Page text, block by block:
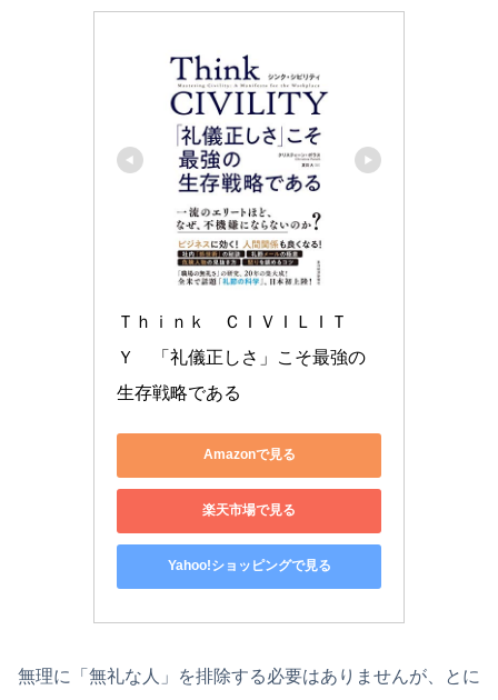
Ｔｈｉｎｋ　ＣＩＶＩＬＩＴ
Ｙ　「礼儀正しさ」こそ最強の
生存戦略である
Amazonで見る
楽天市場で見る
Yahoo!ショッピングで見る
無理に「無礼な人」を排除する必要はありませんが、とに